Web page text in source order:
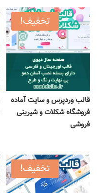
تخفیف!
قالب وردپرس و سایت آماده
فروشگاه شکلات و شیرینی
فروشی
تخفیف!